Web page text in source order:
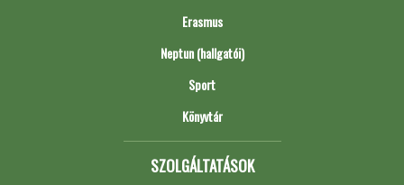
Erasmus
Neptun (hallgatói)
Sport
Könyvtár
SZOLGÁLTATÁSOK